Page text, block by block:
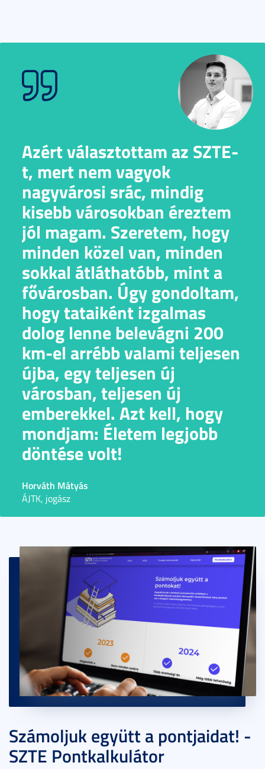
Azért választottam az SZTE-
t, mert nem vagyok
nagyvárosi srác, mindig
kisebb városokban éreztem
jól magam. Szeretem, hogy
minden közel van, minden
sokkal átláthatóbb, mint a
fővárosban. Úgy gondoltam,
hogy tataiként izgalmas
dolog lenne belevágni 200
km-el arrébb valami teljesen
újba, egy teljesen új
városban, teljesen új
emberekkel. Azt kell, hogy
mondjam: Életem legjobb
döntése volt!
Horváth Mátyás
ÁJTK, jogász
Számoljuk együtt a pontjaidat! -
SZTE Pontkalkulátor